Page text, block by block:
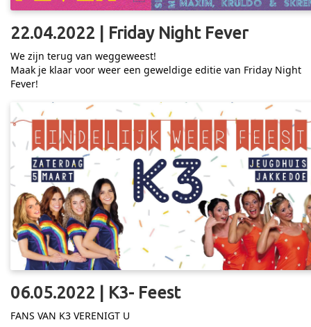
22.04.2022 | Friday Night Fever
We zijn terug van weggeweest!
Maak je klaar voor weer een geweldige editie van Friday Night
Fever!
06.05.2022 | K3- Feest
FANS VAN K3 VERENIGT U